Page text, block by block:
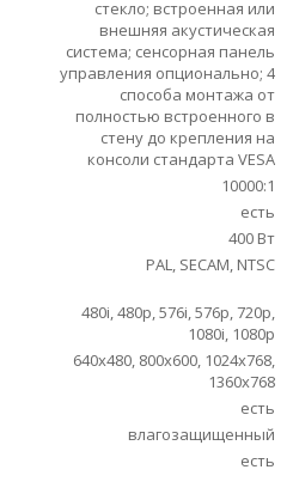
стекло; встроенная или
внешняя акустическая
система; сенсорная панель
управления опционально; 4
способа монтажа от
полностью встроенного в
стену до крепления на
консоли стандарта VESA
10000:1
есть
400 Вт
PAL, SECAM, NTSC
480i, 480p, 576i, 576p, 720p,
1080i, 1080p
640x480, 800x600, 1024x768,
1360x768
есть
влагозащищенный
есть